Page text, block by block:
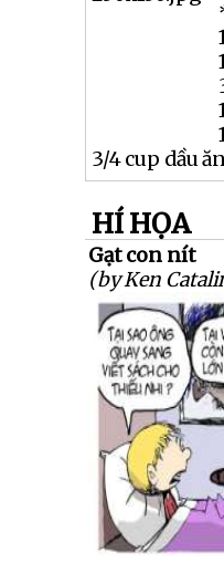
3/4 cup dầu
HÍ HỌA
Gạt con nít
(by Ken